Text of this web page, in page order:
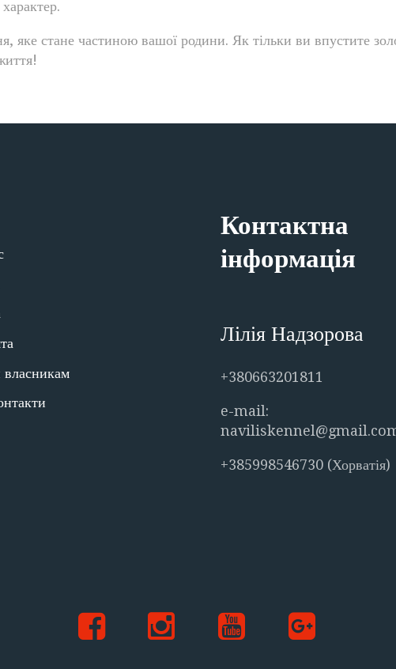
яке стане частиною вашої родини. Як тільки ви впустите
Контактна
інформація
Лілія Надзорова
+380663201811
e-mail:
+385998546730 (Хорватія)